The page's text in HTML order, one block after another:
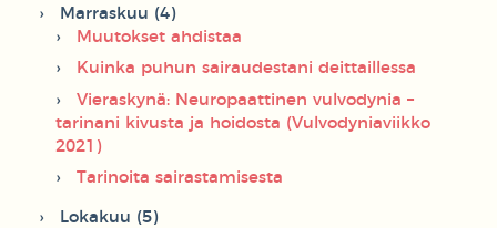
Marraskuu (4)
Muutokset ahdistaa
Kuinka puhun sairaudestani deittaillessa
Vieraskynä: Neuropaattinen vulvodynia –
tarinani kivusta ja hoidosta (Vulvodyniaviikko
2021)
Tarinoita sairastamisesta
Lokakuu (5)